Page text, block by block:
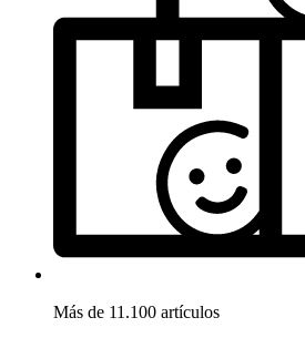
Más de 11.100 artículos